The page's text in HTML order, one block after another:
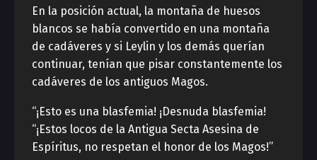
En la posición actual, la montaña de huesos
blancos se había convertido en una montaña
de cadáveres y si Leylin y los demás querían
continuar, tenían que pisar constantemente los
cadáveres de los antiguos Magos.
“¡Esto es una blasfemia! ¡Desnuda blasfemia!
“¡Estos locos de la Antigua Secta Asesina de
Espíritus, no respetan el honor de los Magos!”